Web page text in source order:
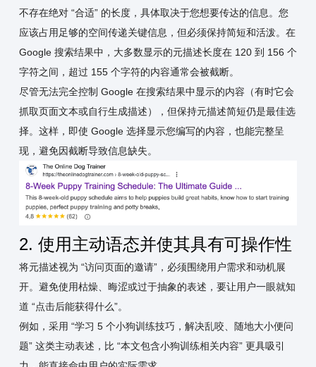
不存在绝对 “合适” 的长度，具体取决于您想要传达的信息。您
应该占用足够的空间传递关键信息，但必须保持简短和活泼。在
Google 搜索结果中，大多数显示的元描述长度在 120 到 156 个
字符之间，超过 155 个字符的内容通常会被截断。
尽管无法完全控制 Google 在搜索结果中显示的内容（有时它会
抓取页面文本或自行生成描述），但保持元描述简短仍是最佳选
择。这样，即使 Google 选择显示您编写的内容，也能完整呈
现，避免因截断导致信息缺失。
2. 使用主动语态并使其具有可操作性
将元描述视为 “访问页面的邀请”，必须围绕用户需求和动机展
开。避免使用枯燥、晦涩或过于抽象的表述，要让用户一眼就知
道 “点击后能获得什么”。
例如，采用 “学习 5 个小狗训练技巧，解决乱咬、随地大小便问
题” 这类主动表述，比 “本文包含小狗训练相关内容” 更具吸引